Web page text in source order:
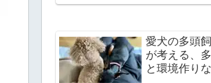
説
愛犬の多頭
が考える、
と環境作り